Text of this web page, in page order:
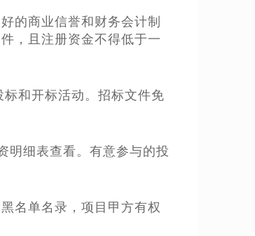
的商业信誉和财务会计制
，且注册资金不得低于一
和开标活动。招标文件免
明细表查看。有意参与的投
名单名录，项目甲方有权